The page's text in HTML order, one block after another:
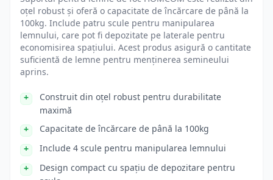
oțel robust și oferă o capacitate de încărcare de până la
100kg. Include patru scule pentru manipularea
lemnului, care pot fi depozitate pe laterale pentru
economisirea spațiului. Acest produs asigură o cantitate
suficientă de lemne pentru menținerea semineului
aprins.
Construit din oțel robust pentru durabilitate
maximă
Capacitate de încărcare de până la 100kg
Include 4 scule pentru manipularea lemnului
Design compact cu spațiu de depozitare pentru